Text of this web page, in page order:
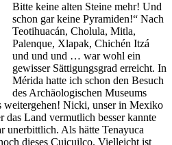
Bitte keine alten Steine mehr! Und
schon gar keine Pyramiden!“ Nach
Teotihuacán, Cholula, Mitla,
Palenque, Xlapak, Chichén Itzá
und und und … war wohl ein
gewisser Sättigungsgrad erreicht. In
Mérida hatte ich schon den Besuch
des Archäologischen Museums
weitergehen! Nicki, unser in Mexiko
das Land vermutlich besser kannte
unerbittlich. Als hätte Tenayuca
dieses Cuicuilco. Vielleicht ist